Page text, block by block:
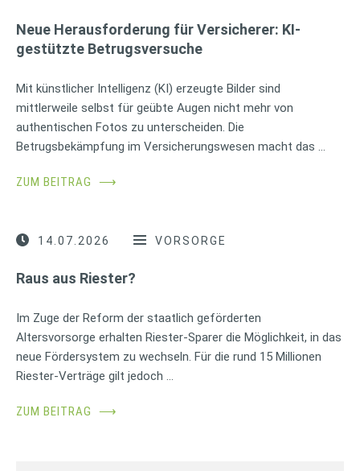
Neue Herausforderung für Versicherer: KI-
gestützte Betrugsversuche
Mit künstlicher Intelligenz (KI) erzeugte Bilder sind
mittlerweile selbst für geübte Augen nicht mehr von
authentischen Fotos zu unterscheiden. Die
Betrugsbekämpfung im Versicherungswesen macht das …
ZUM BEITRAG ⟶
14.07.2026 VORSORGE
Raus aus Riester?
Im Zuge der Reform der staatlich geförderten
Altersvorsorge erhalten Riester-Sparer die Möglichkeit, in das
neue Fördersystem zu wechseln. Für die rund 15 Millionen
Riester-Verträge gilt jedoch …
ZUM BEITRAG ⟶